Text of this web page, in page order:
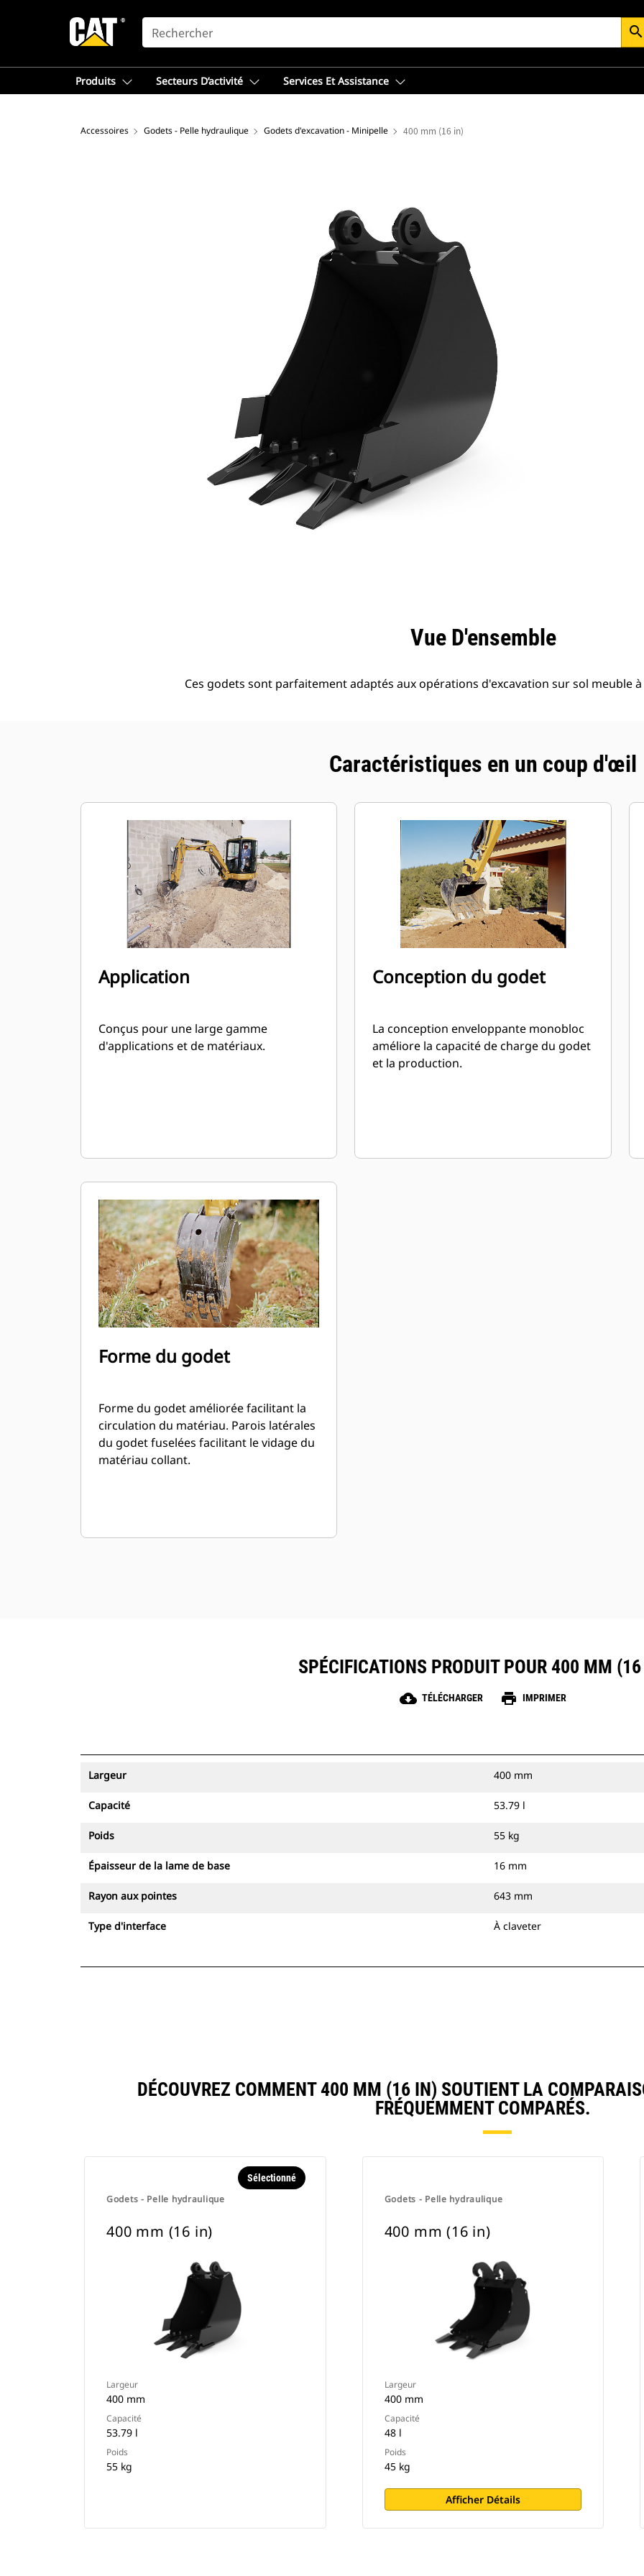
SEARCH search
Produits Secteurs D’activité Services Et Assistance
Accessoires Godets - Pelle hydraulique Godets d'excavation - Minipelle 400 mm (16 in)
Vue D'ensemble
Ces godets sont parfaitement adaptés aux opérations d'excavation sur sol meuble
Caractéristiques en un coup d'œil
Application
Conçus pour une large gamme
d'applications et de matériaux.
Conception du godet
La conception enveloppante monobloc
améliore la capacité de charge du godet
et la production.
Forme du godet
Forme du godet améliorée facilitant la
circulation du matériau. Parois latérales
du godet fuselées facilitant le vidage du
matériau collant.
SPÉCIFICATIONS PRODUIT POUR 400 MM
cloud_download TÉLÉCHARGER print IMPRIMER
Largeur 400 mm
Capacité 53.79 l
Poids 55 kg
Épaisseur de la lame de base 16 mm
Rayon aux pointes 643 mm
Type d'interface À claveter
DÉCOUVREZ COMMENT 400 MM (16 IN) SOUTIENT LA
FRÉQUEMMENT COMPARÉS.
Godets - Pelle hydraulique
Sélectionné
400 mm (16 in)
Largeur
400 mm
Capacité
53.79 l
Poids
55 kg
Godets - Pelle hydraulique
400 mm (16 in)
Largeur
400 mm
Capacité
48 l
Poids
45 kg
Afficher Détails